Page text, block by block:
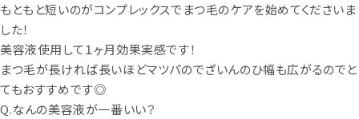
もともと短いのがコンプレックスでまつ毛のケアを始めてくださいま
した！
美容液使用して１ヶ月効果実感です！
まつ毛が長ければ長いほどマツパのでざいんのひ幅も広がるのでと
てもおすすめです◎
Q.なんの美容液が一番いい？